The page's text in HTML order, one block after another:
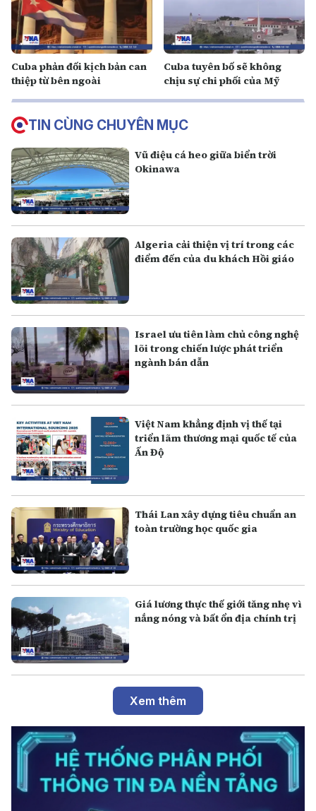
Cuba phản đối kịch bản can
thiệp từ bên ngoài
Cuba tuyên bố sẽ không
chịu sự chi phối của Mỹ
TIN CÙNG CHUYÊN MỤC
Vũ điệu cá heo giữa biển trời
Okinawa
Algeria cải thiện vị trí trong các
điểm đến của du khách Hồi giáo
Israel ưu tiên làm chủ công nghệ
lõi trong chiến lược phát triển
ngành bán dẫn
Việt Nam khẳng định vị thế tại
triển lãm thương mại quốc tế của
Ấn Độ
Thái Lan xây dựng tiêu chuẩn an
toàn trường học quốc gia
Giá lương thực thế giới tăng nhẹ vì
nắng nóng và bất ổn địa chính trị
Xem thêm